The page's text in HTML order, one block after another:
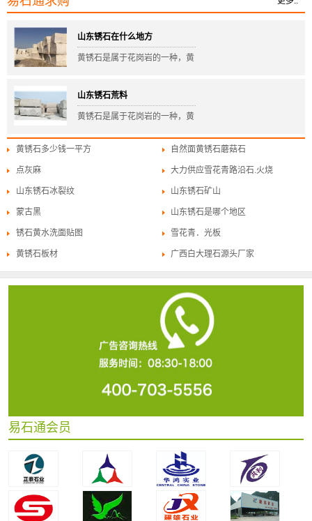
山东锈石在什么地方
黄锈石是属于花岗岩的一种，黄
板，台面板，环境石，地铺石，
路沿石
山东锈石荒料
黄锈石是属于花岗岩的一种，黄
锈石可用做磨光板，火烧板，薄
黄锈石多少钱一平方 自然面黄锈石蘑菇石
点灰麻 大力供应雪花青路沿石.火烧
山东锈石冰裂纹 山东锈石矿山
蒙古黑 山东锈石是哪个地区
锈石黄水洗面贴图 雪花青．光板
黄锈石板材 广西白大理石源头厂家
易石通会员